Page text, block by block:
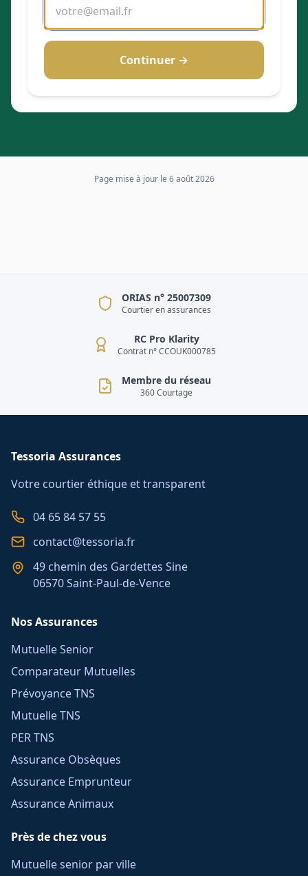
Continuer →
Page mise à jour le 6 août 2026
ORIAS n° 25007309
Courtier en assurances
RC Pro Klarity
Contrat n° CCOUK000785
Membre du réseau
360 Courtage
Tessoria Assurances
Votre courtier éthique et transparent
04 65 84 57 55
contact@tessoria.fr
49 chemin des Gardettes Sine
06570 Saint-Paul-de-Vence
Nos Assurances
Mutuelle Senior
Comparateur Mutuelles
Prévoyance TNS
Mutuelle TNS
PER TNS
Assurance Obsèques
Assurance Emprunteur
Assurance Animaux
Près de chez vous
Mutuelle senior par ville